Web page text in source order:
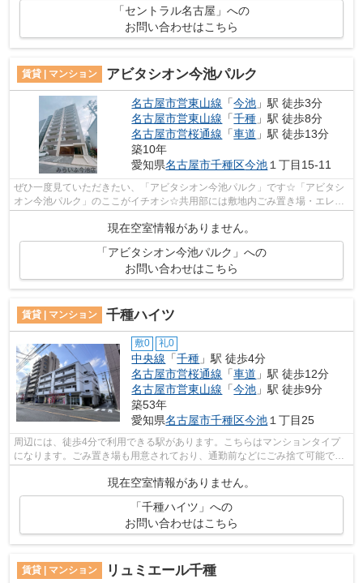
「セントラル名古屋」への
お問い合わせはこちら
賃貸 | マンション アビタシオン今池パルク
名古屋市営東山線 「今池 」駅 徒歩3分
名古屋市営東山線 「千種 」駅 徒歩8分
名古屋市営桜通線 「車道 」駅 徒歩13分
築10年
愛知県名古屋市千種区今池 １丁目15-11
ぜひ一度見ていただきたい、「アビタシオン今池パルク」です☆「アビタシ
オン今池パルク」のここがイチオシ☆共用部には敷地内ごみ置き場・エレベ
ータなどが揃っており、とても充実して...
現在空室情報がありません。
「アビタシオン今池パルク」への
お問い合わせはこちら
賃貸 | マンション 千種ハイツ
敷0 礼0
中央線 「千種 」駅 徒歩4分
名古屋市営桜通線 「車道 」駅 徒歩12分
名古屋市営東山線 「今池 」駅 徒歩9分
築53年
愛知県名古屋市千種区今池１丁目25
周辺には、徒歩4分で利用できる駅があります。こちらはマンションタイプ
になります。ごみ置き場も用意されており、通勤前などにごみ捨て可能で
現在空室情報がありません。
「千種ハイツ」への
お問い合わせはこちら
賃貸 | マンション リュミエール千種